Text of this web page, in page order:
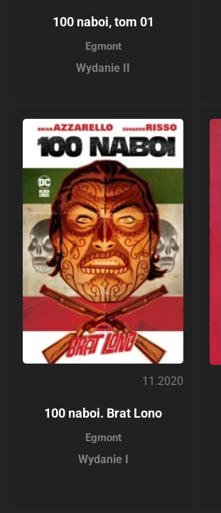
100 naboi, tom 01
Egmont
Wydanie II
11.2020
100 naboi. Brat Lono
Egmont
Wydanie I